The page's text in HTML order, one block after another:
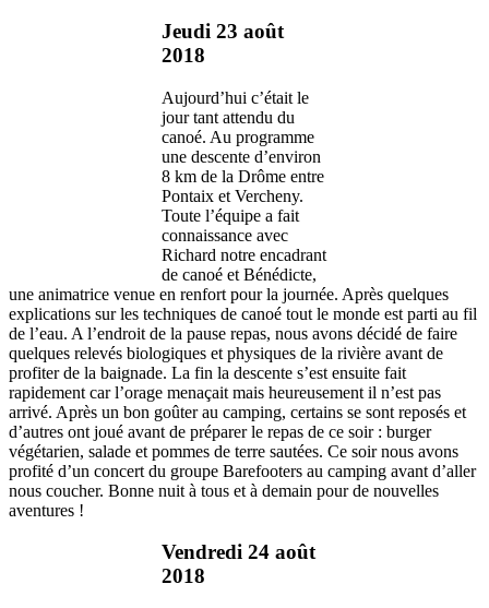
Jeudi 23 août
2018
Aujourd’hui c’était le
jour tant attendu du
canoé. Au programme
une descente d’environ
8 km de la Drôme entre
Pontaix et Vercheny.
Toute l’équipe a fait
connaissance avec
Richard notre encadrant
de canoé et Bénédicte,
une animatrice venue en renfort pour la journée. Après quelques
explications sur les techniques de canoé tout le monde est parti au fil
de l’eau. A l’endroit de la pause repas, nous avons décidé de faire
quelques relevés biologiques et physiques de la rivière avant de
profiter de la baignade. La fin la descente s’est ensuite fait
rapidement car l’orage menaçait mais heureusement il n’est pas
arrivé. Après un bon goûter au camping, certains se sont reposés et
d’autres ont joué avant de préparer le repas de ce soir : burger
végétarien, salade et pommes de terre sautées. Ce soir nous avons
profité d’un concert du groupe Barefooters au camping avant d’aller
nous coucher. Bonne nuit à tous et à demain pour de nouvelles
aventures !
Vendredi 24 août
2018